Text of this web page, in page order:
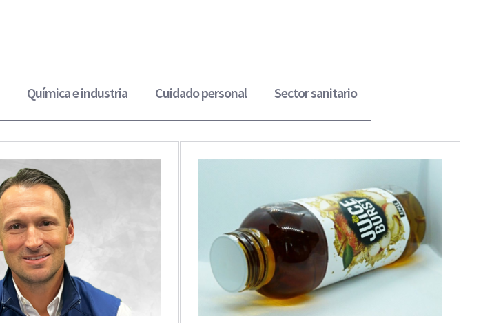
Química e industria Cuidado personal Sector sanitario